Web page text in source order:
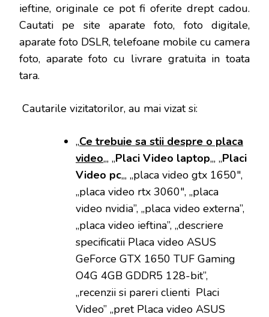
ieftine, originale ce pot fi oferite drept cadou.
Cautati pe site aparate foto, foto digitale,
aparate foto DSLR, telefoane mobile cu camera
foto, aparate foto cu livrare gratuita in toata
tara.
Cautarile vizitatorilor, au mai vizat si:
„Ce trebuie sa stii despre o placa
video„, „Placi Video laptop„, „Placi
Video pc„, „placa video gtx 1650″,
„placa video rtx 3060″, „placa
video nvidia”, „placa video externa”,
„placa video ieftina”, „descriere
specificatii Placa video ASUS
GeForce GTX 1650 TUF Gaming
O4G 4GB GDDR5 128-bit”,
„recenzii si pareri clienti Placi
Video” „pret Placa video ASUS